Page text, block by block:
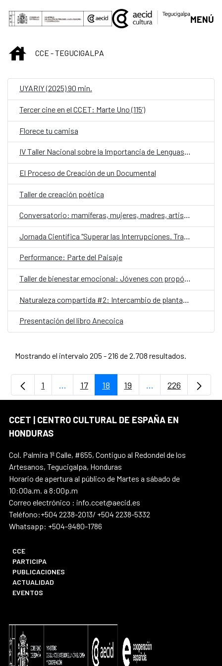
Saltar al contenido principal
MENÚ
INICIOCCE - TEGUCIGALPA
UYARIY (2025) 90 min.
Tercer cine en el CCET: Marte Uno (115’)
Florece tu camisa
IV Taller Nacional sobre la Importancia de Lenguas para las Poblaciones Indígenas y Afrohondureñas
El Proceso de Creación de un Documental
Taller de creación poética
Conversatorio: mamíferas, mujeres, madres, artistas contra la violencia de género
Jornada Científica "Superar las Interrupciones. Transformar la respuesta al VIH 2025"
Performance: Parte del Paisaje
Taller de bienestar emocional: Jóvenes con propósito
Presentación del libro Anecoica
Mostrando el intervalo 205 - 216 de 2.708 resultados.
Página
1 ...Páginas intermedias Use TAB para
Página
17 Página
18 Página
19 ...PáginasPágina
226
CCET | CENTRO CULTURAL DE ESPAÑA EN
HONDURAS
Col. Palmira 1ª Calle, #655, Contiguo al Redondel de los
Artesanos, Tegucigalpa, Honduras
Horario de apertura al público de Martes a sábado de
10:00a.m. a 8:00p.m
Correo electrónico : info.ccet@aecid.es
Teléfono:+504 2238-2013/ +504 2238-5332
Whatsapp: +504-9480-1786
CCE
PARTICIPA
PUBLICACIONES
ACTUALIDAD
EVENTOS